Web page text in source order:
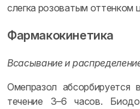
слегка розоватым оттенком
Фармакокинетика
Всасывание и
Омепразол
течение 3–6 часов.